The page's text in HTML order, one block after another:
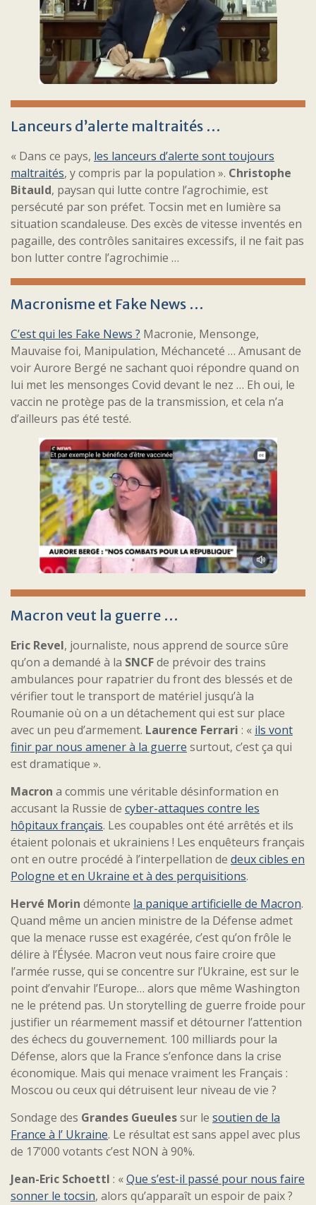
Lanceurs d’alerte maltraités …
« Dans ce pays, les lanceurs d’alerte sont toujours
maltraités, y compris par la population ». Christophe
Bitauld, paysan qui lutte contre l’agrochimie, est
persécuté par son préfet. Tocsin met en lumière sa
situation scandaleuse. Des excès de vitesse inventés en
pagaille, des contrôles sanitaires excessifs, il ne fait pas
bon lutter contre l’agrochimie …
Macronisme et Fake News …
C’est qui les Fake News ? Macronie, Mensonge,
Mauvaise foi, Manipulation, Méchanceté … Amusant de
voir Aurore Bergé ne sachant quoi répondre quand on
lui met les mensonges Covid devant le nez … Eh oui, le
vaccin ne protège pas de la transmission, et cela n’a
d’ailleurs pas été testé.
Macron veut la guerre …
Eric Revel, journaliste, nous apprend de source sûre
qu’on a demandé à la SNCFde prévoir des trains
ambulances pour rapatrier du front des blessés et de
vérifier tout le transport de matériel jusqu’à la
Roumanie où on a un détachement qui est sur place
avec un peu d’armement. Laurence Ferrari : « ils vont
finir par nous amener à la guerre surtout, c’est ça qui
est dramatique ».
Macron a commis une véritable désinformation en
accusant la Russie de cyber-attaques contre les
hôpitaux français. Les coupables ont été arrêtés et ils
étaient polonais et ukrainiens ! Les enquêteurs français
ont en outre procédé à l’interpellation de deux cibles en
Pologne et en Ukraine et à des perquisitions.
Hervé Morin démonte la panique artificielle de Macron.
Quand même un ancien ministre de la Défense admet
que la menace russe est exagérée, c’est qu’on frôle le
délire à l’Élysée. Macron veut nous faire croire que
l’armée russe, qui se concentre sur l’Ukraine, est sur le
point d’envahir l’Europe… alors que même Washington
ne le prétend pas. Un storytelling de guerre froide pour
justifier un réarmement massif et détourner l’attention
des échecs du gouvernement. 100 milliards pour la
Défense, alors que la France s’enfonce dans la crise
économique. Mais qui menace vraiment les Français :
Moscou ou ceux qui détruisent leur niveau de vie ?
Sondage des Grandes Gueulessur le soutien de la
France à l’ Ukraine. Le résultat est sans appel avec plus
de 17’000 votants c’est NON à 90%.
Jean-Eric Schoettl : «Que s’est-il passé pour nous faire
sonner le tocsin, alors qu’apparaît un espoir de paix ?